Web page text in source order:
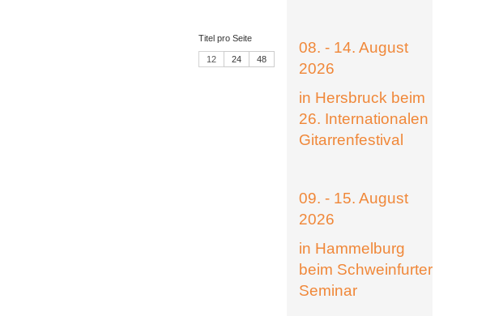
Titel pro Seite
12 24 48
08. - 14. August
2026
in Hersbruck beim
26. Internationalen
Gitarrenfestival
09. - 15. August
2026
in Hammelburg
beim Schweinfurter
Seminar